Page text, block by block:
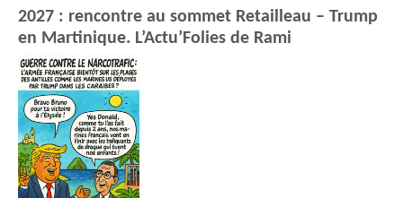
2027 : rencontre au sommet Retailleau – Trump
en Martinique. L’Actu’Folies de Rami